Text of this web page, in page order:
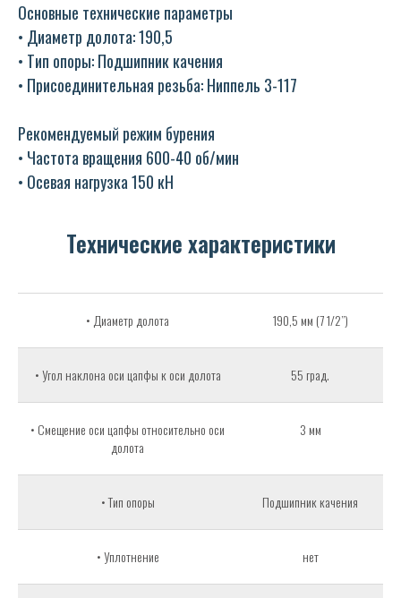
Основные технические параметры
• Диаметр долота: 190,5
• Тип опоры: Подшипник качения
• Присоединительная резьба: Ниппель 3-117
Рекомендуемый режим бурения
• Частота вращения 600-40 об/мин
• Осевая нагрузка 150 кН
Технические характеристики
• Диаметр долота 190,5 мм (7 1/2”)
• Угол наклона оси цапфы к оси долота 55 град.
• Смещение оси цапфы относительно оси
долота
3 мм
• Тип опоры Подшипник качения
• Уплотнение нет